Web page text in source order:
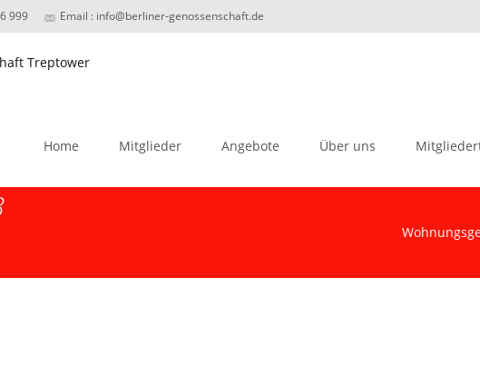
999 Email : info@berliner-genossenschaft.de
Home Mitglieder Angebote Über uns